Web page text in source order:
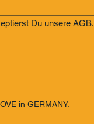
Du unsere AGB.
in GERMANY.